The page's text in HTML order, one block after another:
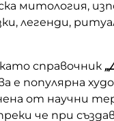
митология,
легенди,
справочник
е популярна
от научни
че при